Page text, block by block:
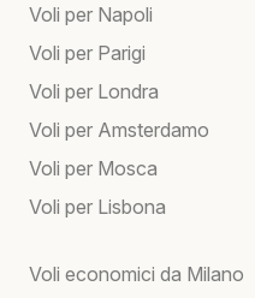
Voli per Napoli
Voli per Parigi
Voli per Londra
Voli per Amsterdamo
Voli per Mosca
Voli per Lisbona
Voli economici da Milano